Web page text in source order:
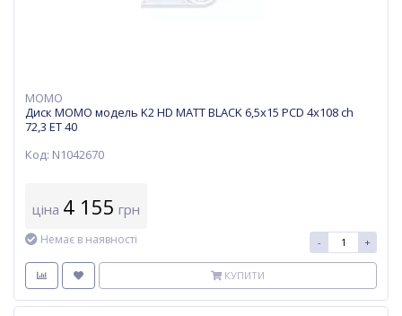
MOMO
Диск MOMO модель K2 HD MATT BLACK 6,5х15 PCD 4x108 ch
72,3 ET 40
Код: N1042670
ціна 4 155 грн
Немає в наявності - +
КУПИТИ